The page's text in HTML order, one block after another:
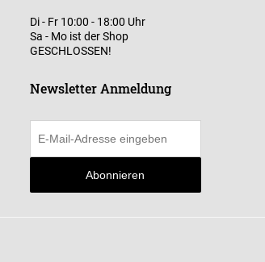
Di - Fr 10:00 - 18:00 Uhr
Sa - Mo ist der Shop
GESCHLOSSEN!
Newsletter Anmeldung
Abonnieren